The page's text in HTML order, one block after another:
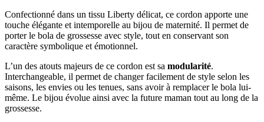
Confectionné dans un tissu Liberty délicat, ce cordon apporte une
touche élégante et intemporelle au bijou de maternité. Il permet de
porter le bola de grossesse avec style, tout en conservant son
caractère symbolique et émotionnel.
L’un des atouts majeurs de ce cordon est sa modularité.
Interchangeable, il permet de changer facilement de style selon les
saisons, les envies ou les tenues, sans avoir à remplacer le bola lui-
même. Le bijou évolue ainsi avec la future maman tout au long de la
grossesse.